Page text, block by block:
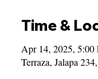
Time &
Apr 14, 2025,
Terraza, Jalapa